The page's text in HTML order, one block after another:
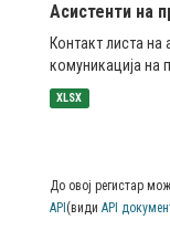
Асистенти на
Контакт листа на
комуникација на
XLSX
До овој регистар
API (види API